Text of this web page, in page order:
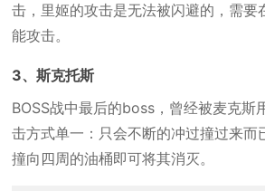
击，里姬的攻击是无法被闪避的，需要
能攻击。
3、斯克托斯
BOSS战中最后的boss，曾经被麦克斯
击方式单一：只会不断的冲过撞过来而
撞向四周的油桶即可将其消灭。